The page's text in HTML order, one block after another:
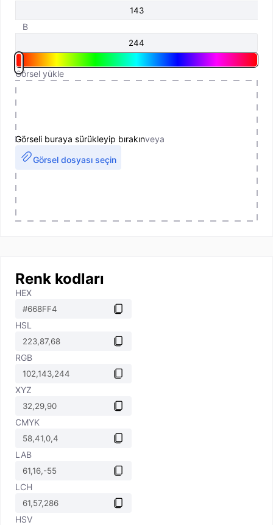
B
Görsel yükle
Görseli buraya sürükleyip bırakınveya
Görsel dosyası seçin
Renk kodları
HEX
HSL
RGB
XYZ
CMYK
LAB
LCH
HSV